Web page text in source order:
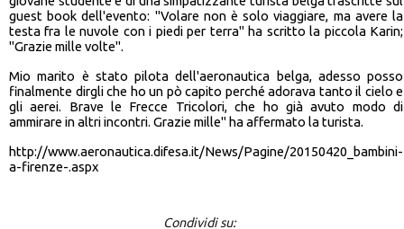
guest book dell'evento: "Volare non è solo viaggiare, ma avere la
testa fra le nuvole con i piedi per terra" ha scritto la piccola Karin;
"Grazie mille volte".
Mio marito è stato pilota dell'aeronautica belga, adesso posso
finalmente dirgli che ho un pò capito perché adorava tanto il cielo e
gli aerei. Brave le Frecce Tricolori, che ho già avuto modo di
ammirare in altri incontri. Grazie mille" ha affermato la turista.
http://www.aeronautica.difesa.it/News/Pagine/20150420_bambini-
a-firenze-.aspx
Condividi su: